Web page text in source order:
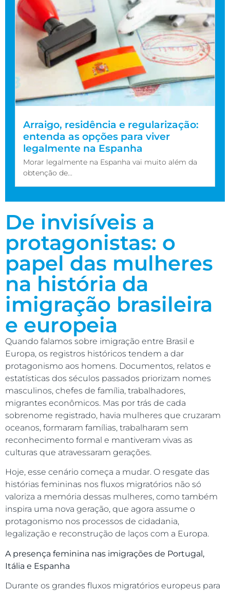
Arraigo, residência e regularização:
entenda as opções para viver
legalmente na Espanha
Morar legalmente na Espanha vai muito além da
obtenção de...
De invisíveis a
protagonistas: o
papel das mulheres
na história da
imigração brasileira
e europeia
Quando falamos sobre imigração entre Brasil e
Europa, os registros históricos tendem a dar
protagonismo aos homens. Documentos, relatos e
estatísticas dos séculos passados priorizam nomes
masculinos, chefes de família, trabalhadores,
migrantes econômicos. Mas por trás de cada
sobrenome registrado, havia mulheres que cruzaram
oceanos, formaram famílias, trabalharam sem
reconhecimento formal e mantiveram vivas as
culturas que atravessaram gerações.
Hoje, esse cenário começa a mudar. O resgate das
histórias femininas nos fluxos migratórios não só
valoriza a memória dessas mulheres, como também
inspira uma nova geração, que agora assume o
protagonismo nos processos de cidadania,
legalização e reconstrução de laços com a Europa.
A presença feminina nas imigrações de Portugal,
Itália e Espanha
Durante os grandes fluxos migratórios europeus para